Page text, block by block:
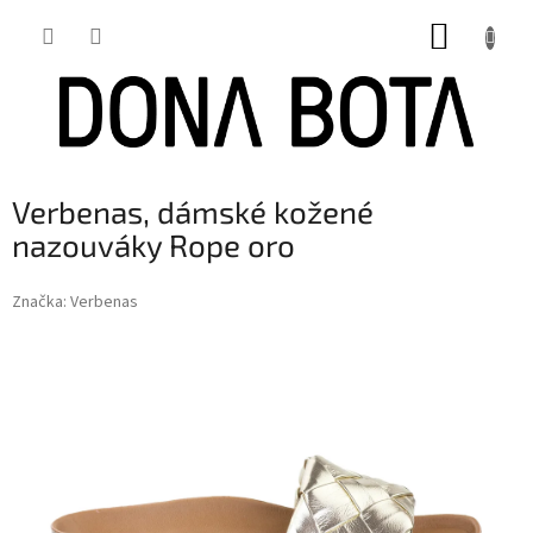
Verbenas, dámské kožené
nazouváky Rope oro
Značka: Verbenas